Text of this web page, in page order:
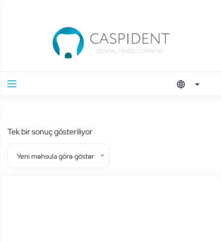
Tek bir sonuç gösteriliyor
Yeni məhsula görə göstər